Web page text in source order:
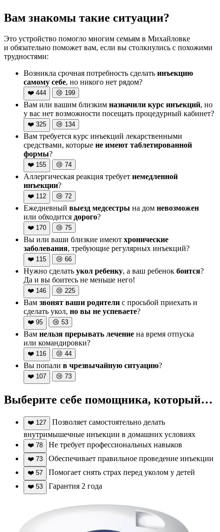
Вам знакомы такие ситуации?
Это устройство помогло многим семьям в Михайловке
и обязательно поможет вам, если вы столкнулись с похожими
трудностями:
Возникла срочная потребность сделать инъекцию
самому себе, но никого нет рядом?
❤️ 444 😢 199
Вам или вашим близким назначили курс инъекций, но
у вас нет возможности посещать процедурный кабинет?
❤️ 325 😢 134
Вам требуется курс инъекций лекарственными
средствами, которые не имеют таблетированной
формы?
❤️ 155 😢 74
Аллергическая реакция требует немедленной
инъекции?
❤️ 112 😢 72
Ежедневный выезд медсестры на дом невозможен
или обходится дорого?
❤️ 170 😢 75
Вы или ваши близкие имеют хронические
заболевания, требующие регулярных инъекций?
❤️ 115 😢 66
Нужно сделать укол ребенку, а ваш ребенок боится?
Да и вы боитесь не меньше него!
❤️ 146 😢 225
Вам звонят ваши родители с просьбой приехать и
сделать укол, но вы не успеваете?
❤️ 95 😢 53
Вам нельзя прерывать лечение на время отпуска
или командировки?
❤️ 116 😢 44
Вы попали в чрезвычайную ситуацию?
❤️ 107 😢 73
Выберите себе помощника, который…
❤️ 127
Позволяет самостоятельно делать
внутримышечные инъекции в домашних условиях
❤️ 78 Не требует профессиональных навыков
❤️ 73 Обеспечивает правильное проведение инъекции
❤️ 57 Помогает снять страх перед уколом у детей
❤️ 53 Гарантия 2 года